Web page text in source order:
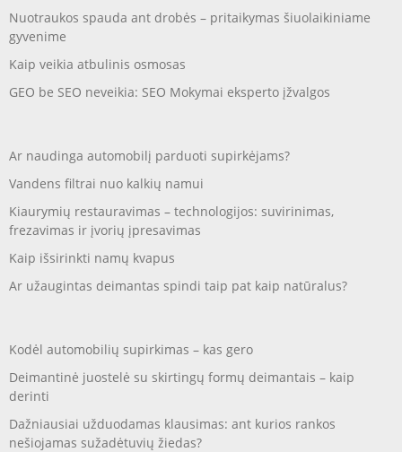
Nuotraukos spauda ant drobės – pritaikymas šiuolaikiniame
gyvenime
Kaip veikia atbulinis osmosas
GEO be SEO neveikia: SEO Mokymai eksperto įžvalgos
Ar naudinga automobilį parduoti supirkėjams?
Vandens filtrai nuo kalkių namui
Kiaurymių restauravimas – technologijos: suvirinimas,
frezavimas ir įvorių įpresavimas
Kaip išsirinkti namų kvapus
Ar užaugintas deimantas spindi taip pat kaip natūralus?
Kodėl automobilių supirkimas – kas gero
Deimantinė juostelė su skirtingų formų deimantais – kaip
derinti
Dažniausiai užduodamas klausimas: ant kurios rankos
nešiojamas sužadėtuvių žiedas?